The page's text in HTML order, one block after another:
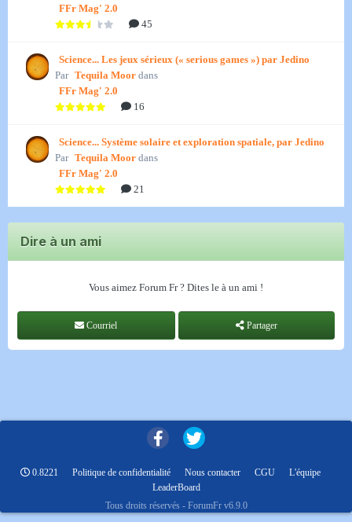
FFr Mag' 2.0
45
Science... Les jeux sérieux (« serious games ») par Jedino
Par Tequila Moor dans
FFr Mag' 2.0
16
Science... Système solaire et exploration spatiale, par Jedino
Par Tequila Moor dans
FFr Mag' 2.0
21
Dire à un ami
Vous aimez Forum Fr ? Dites le à un ami !
Courriel Partager
0.8221 Politique de confidentialité Nous contacter CGU
L'équipe
LeaderBoard
Tous droits réservés - ForumFr v6.9.0